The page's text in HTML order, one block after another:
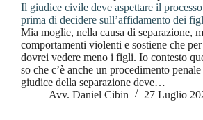
Il giudice civile deve aspettare il
prima di decidere sull’affidamento dei
Mia moglie, nella causa di separazione,
comportamenti violenti e sostiene che
dovrei vedere meno i figli. Io contesto
so che c’è anche un procedimento
giudice della separazione deve…
Avv. Daniel Cibin
27 Luglio